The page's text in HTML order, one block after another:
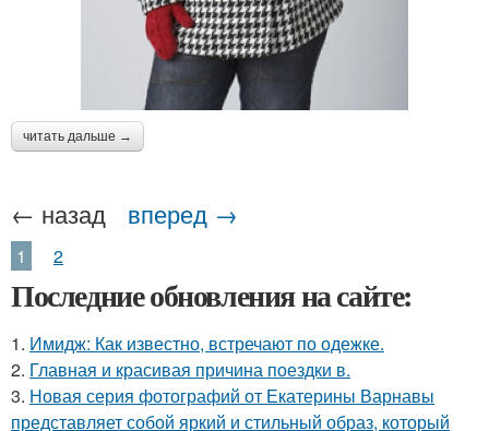
читать дальше →
← назад вперед →
1 2
Последние обновления на сайте:
1. Имидж: Как известно, встречают по одежке.
2. Главная и красивая причина поездки в.
3. Новая серия фотографий от Екатерины Варнавы
представляет собой яркий и стильный образ, который